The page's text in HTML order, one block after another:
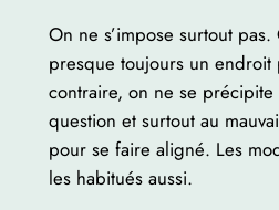
On ne s’impose surtout
presque toujours un
contraire, on ne se
question et surtout au
pour se faire aligné. Les
les habitués aussi.